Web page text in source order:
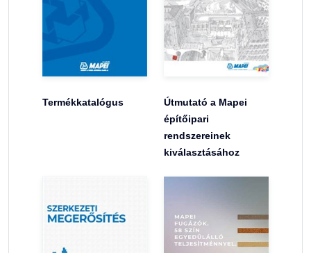
Termékkatalógus
Útmutató a Mapei
építőipari
rendszereinek
kiválasztásához